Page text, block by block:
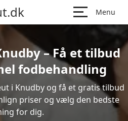
Menu
– Få et tilbud
fodbehandling
i Knudby og få et gratis tilbud
priser og vælg den bedste
for dig.